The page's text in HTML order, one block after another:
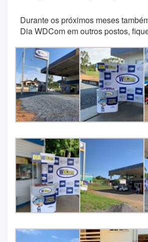
Durante os próximos meses
Dia WDCom em outros postos,